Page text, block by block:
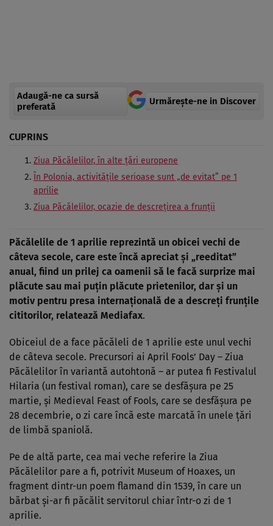
Adaugă-ne ca sursă
preferată
Urmărește-ne in Discover
CUPRINS
Ziua Păcălelilor, în alte țări europene
În Polonia, activitățile serioase sunt „de evitat” pe 1
aprilie
Ziua Păcălelilor, ocazie de descrețirea a frunții
Păcălelile de 1 aprilie reprezintă un obicei vechi de
câteva secole, care este încă apreciat şi „reeditat”
anual, fiind un prilej ca oamenii să le facă surprize mai
plăcute sau mai puţin plăcute prietenilor, dar şi un
motiv pentru presa internaţională de a descreţi frunţile
cititorilor, relatează Mediafax.
Obiceiul de a face păcăleli de 1 aprilie este unul vechi
de câteva secole. Precursori ai April Fools’ Day – Ziua
Păcălelilor în variantă autohtonă – ar putea fi Festivalul
Hilaria (un festival roman), care se desfăşura pe 25
martie, şi Medieval Feast of Fools, care se desfăşura pe
28 decembrie, o zi care încă este marcată în unele ţări
de limbă spaniolă.
Pe de altă parte, cea mai veche referire la Ziua
Păcălelilor pare a fi, potrivit Museum of Hoaxes, un
fragment dintr-un poem flamand din 1539, în care un
bărbat şi-ar fi păcălit servitorul chiar într-o zi de 1
aprilie.